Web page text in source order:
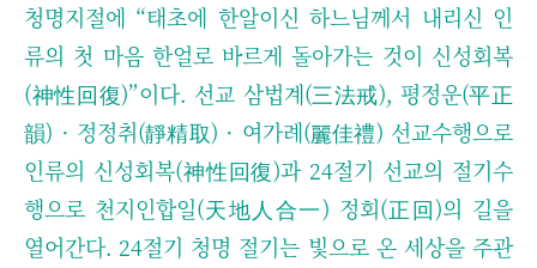
청명지절에 “태초에 한알이신 하느님께서 내리신 인
류의 첫 마음 한얼로 바르게 돌아가는 것이 신성회복
(神性回復)”이다. 선교 삼법계(三法戒), 평정운(平正
韻) · 정정취(靜精取) · 여가례(麗佳禮) 선교수행으로
인류의 신성회복(神性回復)과 24절기 선교의 절기수
행으로 천지인합일(天地人合一) 정회(正回)의 길을
열어간다. 24절기 청명 절기는 빛으로 온 세상을 주관